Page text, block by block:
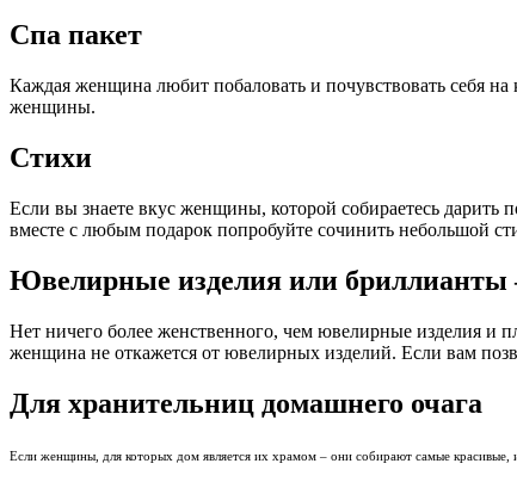
Спа пакет
Каждая женщина любит побаловать и почувствовать себя
женщины.
Стихи
Если вы знаете вкус женщины, которой собираетесь
вместе с любым подарок попробуйте сочинить небольшой
Ювелирные изделия или
Нет ничего более женственного, чем ювелирные изделия и
женщина не откажется от ювелирных изделий. Если вам
Для хранительниц домашнего очага
Если женщины, для которых дом является их храмом – они собирают самые красивые,